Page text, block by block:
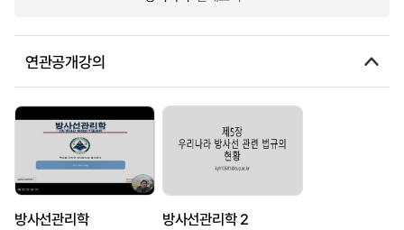
연관공개강의
방사선관리학 방사선관리학 2